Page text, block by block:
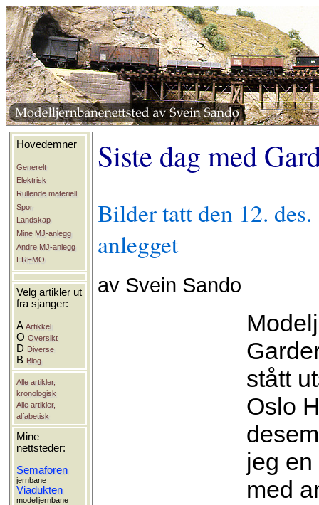
Hovedemner
Generelt
Elektrisk
Rullende materiell
Spor
Landskap
Mine MJ-anlegg
Andre MJ-anlegg
FREMO
Velg artikler ut
fra sjanger:
AArtikkel
OOversikt
D Diverse
B Blog
Alle artikler,
kronologisk
Alle artikler,
alfabetisk
Mine
nettsteder:
Semaforen
jernbane
Viadukten
modelljernbane
Siste dag med
Bilder tatt den 12.
anlegget
av Svein Sando
stått
Oslo
jeg
med